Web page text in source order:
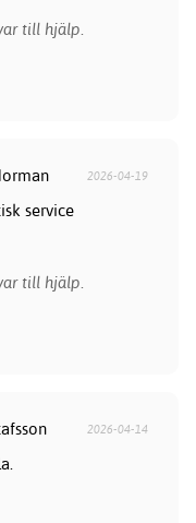
till hjälp.
2026-04-19
service
till hjälp.
2026-04-14